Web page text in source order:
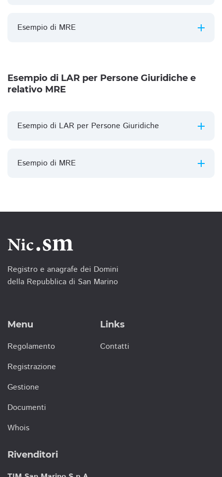
Esempio di MRE
Esempio di LAR per Persone Giuridiche e
relativo MRE
Esempio di LAR per Persone Giuridiche
Esempio di MRE
Registro e anagrafe dei Domini
della Repubblica di San Marino
Menu
Regolamento
Registrazione
Gestione
Documenti
Whois
Links
Contatti
Rivenditori